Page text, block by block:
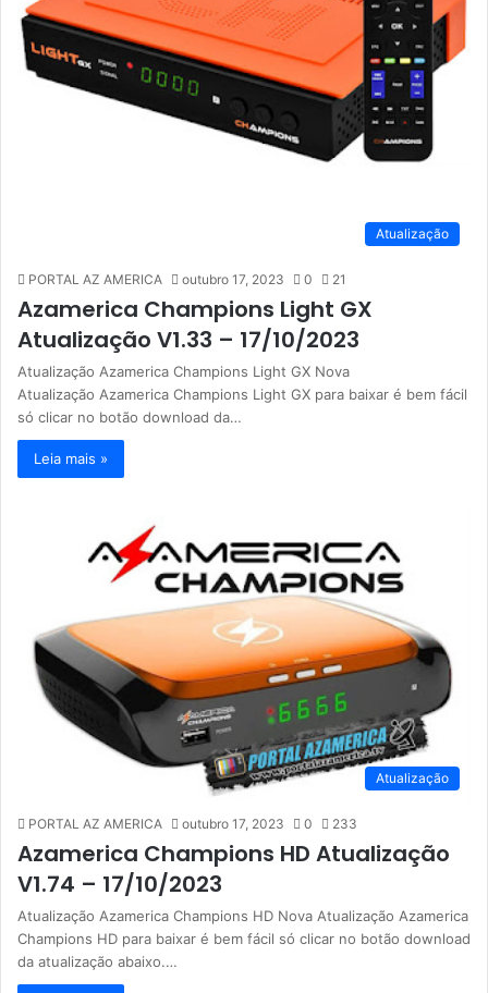
Atualização
PORTAL AZ AMERICA outubro 17, 2023 0 21
Azamerica Champions Light GX
Atualização V1.33 – 17/10/2023
Atualização Azamerica Champions Light GX Nova
Atualização Azamerica Champions Light GX para baixar é bem fácil
só clicar no botão download da…
Leia mais »
Atualização
PORTAL AZ AMERICA outubro 17, 2023 0 233
Azamerica Champions HD Atualização
V1.74 – 17/10/2023
Atualização Azamerica Champions HD Nova Atualização Azamerica
Champions HD para baixar é bem fácil só clicar no botão download
da atualização abaixo.…